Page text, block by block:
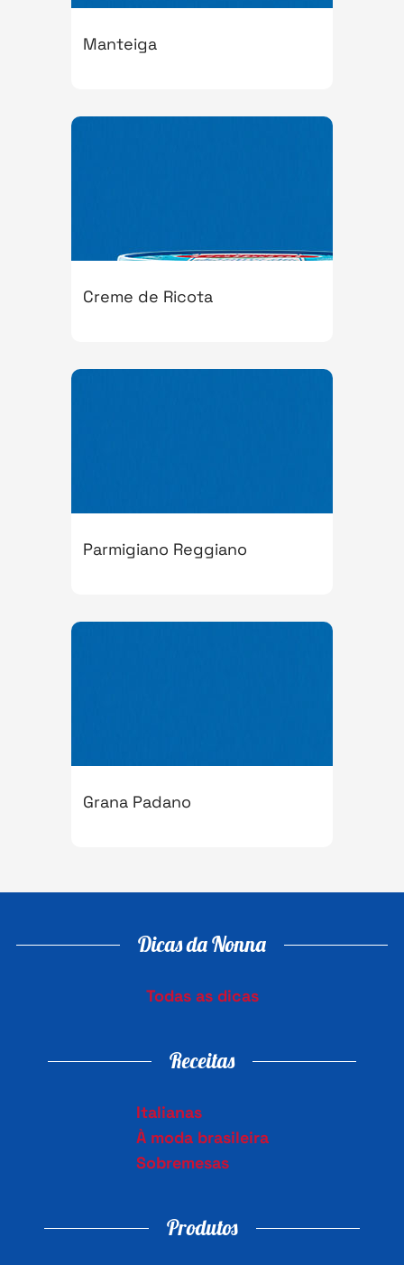
Manteiga
Creme de Ricota
Parmigiano Reggiano
Grana Padano
Dicas da Nonna
Todas as dicas
Receitas
Italianas
À moda brasileira
Sobremesas
Produtos